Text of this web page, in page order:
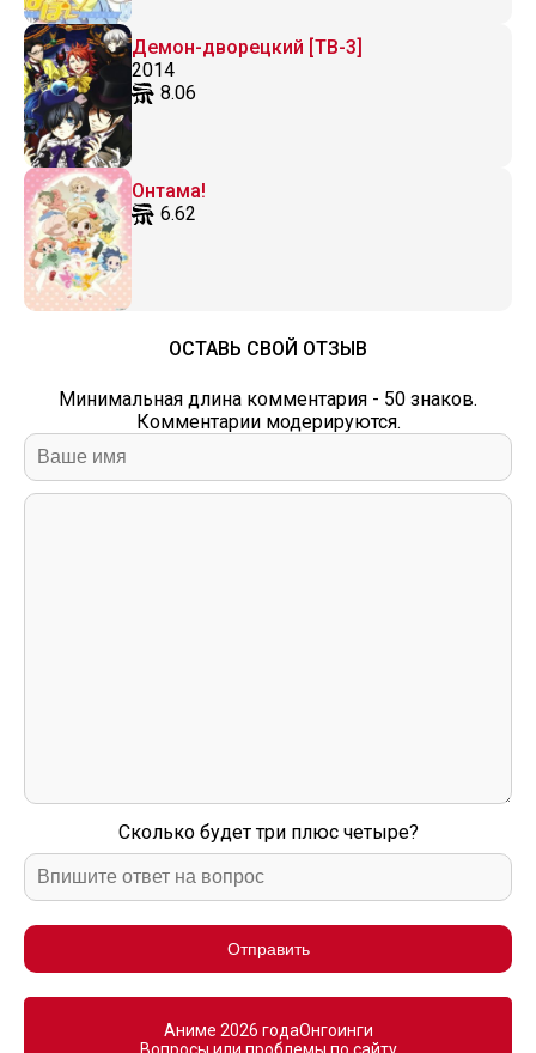
Демон-дворецкий [ТВ-3]
2014
8.06
Онтама!
6.62
ОСТАВЬ СВОЙ ОТЗЫВ
Минимальная длина комментария - 50 знаков.
Комментарии модерируются.
Сколько будет три плюс четыре?
Отправить
Аниме 2026 годаОнгоинги